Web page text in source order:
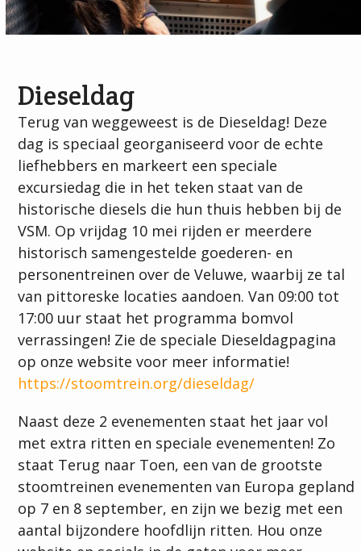
Dieseldag
Terug van weggeweest is de Dieseldag! Deze
dag is speciaal georganiseerd voor de echte
liefhebbers en markeert een speciale
excursiedag die in het teken staat van de
historische diesels die hun thuis hebben bij de
VSM. Op vrijdag 10 mei rijden er meerdere
historisch samengestelde goederen- en
personentreinen over de Veluwe, waarbij ze tal
van pittoreske locaties aandoen. Van 09:00 tot
17:00 uur staat het programma bomvol
verrassingen! Zie de speciale Dieseldagpagina
op onze website voor meer informatie!
https://stoomtrein.org/dieseldag/
Naast deze 2 evenementen staat het jaar vol
met extra ritten en speciale evenementen! Zo
staat Terug naar Toen, een van de grootste
stoomtreinen evenementen van Europa gepland
op 7 en 8 september, en zijn we bezig met een
aantal bijzondere hoofdlijn ritten. Hou onze